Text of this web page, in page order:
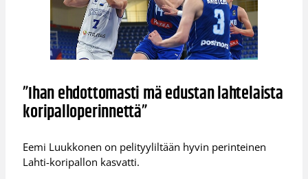
”Ihan ehdottomasti mä edustan lahtelaista
koripalloperinnettä”
Eemi Luukkonen on pelityyliltään hyvin perinteinen
Lahti-koripallon kasvatti.